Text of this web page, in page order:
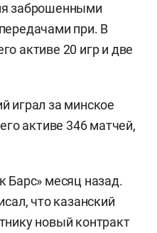
заброшенными
при. В
активе 20 игр и две
играл за минское
активе 346 матчей,
Барс» месяц назад.
что казанский
новый контракт